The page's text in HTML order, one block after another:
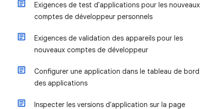
Exigences de test d'applications pour les nouveaux
comptes de développeur personnels
Exigences de validation des appareils pour les
nouveaux comptes de développeur
Configurer une application dans le tableau de bord
des applications
Inspecter les versions d'application sur la page